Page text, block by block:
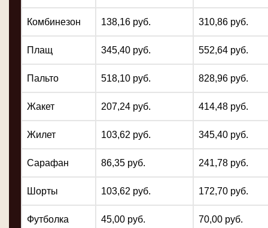
Комбинезон 138,16 руб. 310,86 руб.
Плащ 345,40 руб. 552,64 руб.
Пальто 518,10 руб. 828,96 руб.
Жакет 207,24 руб. 414,48 руб.
Жилет 103,62 руб. 345,40 руб.
Сарафан 86,35 руб. 241,78 руб.
Шорты 103,62 руб. 172,70 руб.
Футболка 45,00 руб. 70,00 руб.